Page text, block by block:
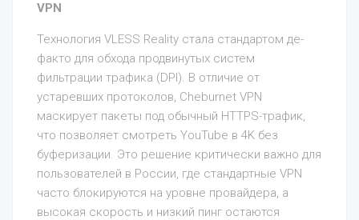
VPN
Технология VLESS Reality стала стандартом де-
факто для обхода продвинутых систем
фильтрации трафика (DPI). В отличие от
устаревших протоколов, Cheburnet VPN
маскирует пакеты под обычный HTTPS-трафик,
что позволяет смотреть YouTube в 4K без
буферизации. Это решение критически важно для
пользователей в России, где стандартные VPN
часто блокируются на уровне провайдера, а
высокая скорость и низкий пинг остаются